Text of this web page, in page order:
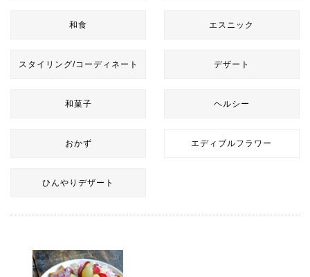
和食 エスニック
スタイリング/コーディネート デザート
和菓子 ヘルシー
おかず エディブルフラワー
ひんやりデザート